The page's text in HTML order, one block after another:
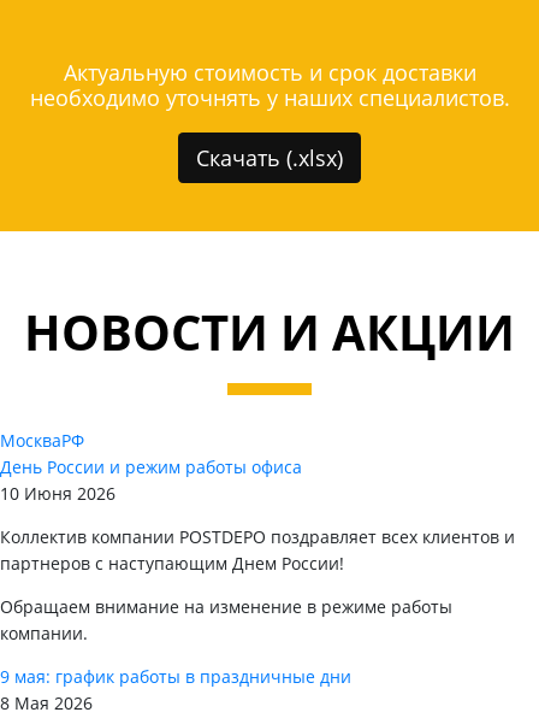
Актуальную стоимость и срок доставки
необходимо уточнять у наших специалистов.
Скачать (.xlsx)
НОВОСТИ И АКЦИИ
МоскваРФ
День России и режим работы офиса
10 Июня 2026
Коллектив компании POSTDEPO поздравляет всех клиентов и
партнеров с наступающим Днем России!
Обращаем внимание на изменение в режиме работы
компании.
9 мая: график работы в праздничные дни
8 Мая 2026